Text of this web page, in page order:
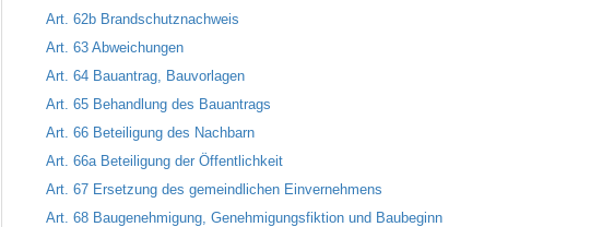
Art. 62b Brandschutznachweis
Art. 63 Abweichungen
Art. 64 Bauantrag, Bauvorlagen
Art. 65 Behandlung des Bauantrags
Art. 66 Beteiligung des Nachbarn
Art. 66a Beteiligung der Öffentlichkeit
Art. 67 Ersetzung des gemeindlichen Einvernehmens
Art. 68 Baugenehmigung, Genehmigungsfiktion und Baubeginn